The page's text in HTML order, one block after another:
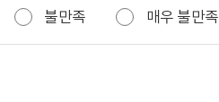
불만족 매우 불만족